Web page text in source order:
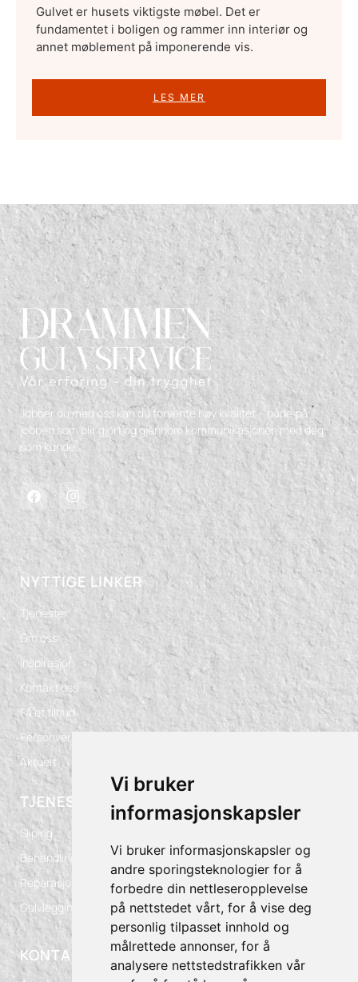
Vi bruker
informasjonskapsler
Vi bruker informasjonskapsler og
andre sporingsteknologier for å
forbedre din nettleseropplevelse
på nettstedet vårt, for å vise deg
personlig tilpasset innhold og
målrettede annonser, for å
analysere nettstedstrafikken vår
Gulvet er husets viktigste møbel. Det er
fundamentet i boligen og rammer inn interiør og
annet møblement på imponerende vis.
LES MER
Jobber du med oss kan du forvente høy kvalitet – både på
jobben som blir gjort og gjennom kommunikasjonen med deg
som kunde.
NYTTIGE LINKER
Tjenester
Om oss
Inspirasjon
Kontakt oss
Få et tilbud
Personvern
Aktuelt
TJENESTER
Sliping
Behandling
Reparasjoner
Gulvlegging
KONTAKT OSS